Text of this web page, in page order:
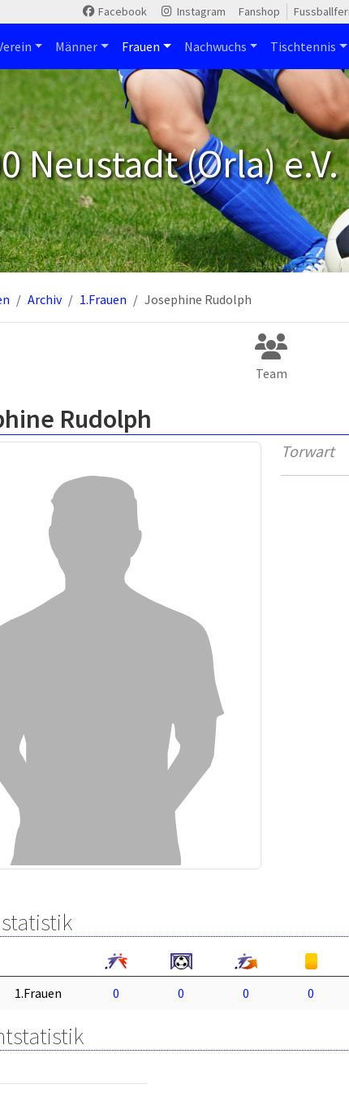
Facebook Instagram Fanshop
Männer Frauen Nachwuchs Tischtennis
Neustadt (Orla) e.V.
Archiv 1.Frauen Josephine Rudolph
Team
Rudolph
Torwart
1.Frauen 0 0 0 0